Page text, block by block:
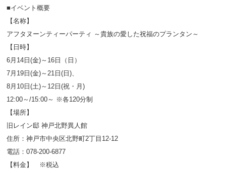
■イベント概要
【名称】
アフタヌーンティーパーティ ～貴族の愛した祝福のプランタン～
【日時】
6月14日(金)～16日（日）
7月19日(金)～21日(日)、
8月10日(土)～12日(祝・月)
12:00～/15:00～ ※各120分制
【場所】
旧レイン邸 神戸北野異人館
住所：神戸市中央区北野町2丁目12-12
電話：078-200-6877
【料金】 ※税込